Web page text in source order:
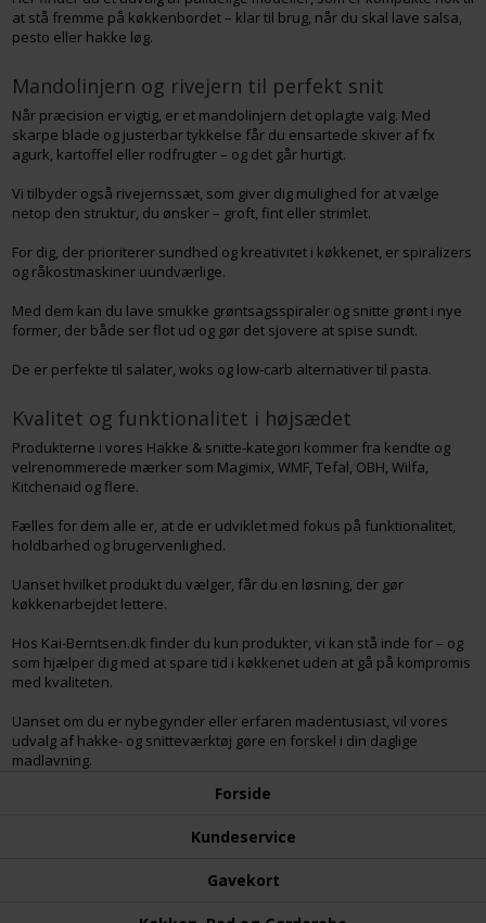
at stå fremme på køkkenbordet – klar til brug, når du skal lave salsa,
pesto eller hakke løg.
Mandolinjern og rivejern til perfekt snit
Når præcision er vigtig, er et mandolinjern det oplagte valg. Med
skarpe blade og justerbar tykkelse får du ensartede skiver af fx
agurk, kartoffel eller rodfrugter – og det går hurtigt.
Vi tilbyder også rivejernssæt, som giver dig mulighed for at vælge
netop den struktur, du ønsker – groft, fint eller strimlet.
For dig, der prioriterer sundhed og kreativitet i køkkenet, er spiralizers
og råkostmaskiner uundværlige.
Med dem kan du lave smukke grøntsagsspiraler og snitte grønt i nye
former, der både ser flot ud og gør det sjovere at spise sundt.
De er perfekte til salater, woks og low-carb alternativer til pasta.
Kvalitet og funktionalitet i højsædet
Produkterne i vores Hakke & snitte-kategori kommer fra kendte og
velrenommerede mærker som Magimix, WMF, Tefal, OBH, Wilfa,
Kitchenaid og flere.
Fælles for dem alle er, at de er udviklet med fokus på funktionalitet,
holdbarhed og brugervenlighed.
Uanset hvilket produkt du vælger, får du en løsning, der gør
køkkenarbejdet lettere.
Hos Kai-Berntsen.dk finder du kun produkter, vi kan stå inde for – og
som hjælper dig med at spare tid i køkkenet uden at gå på kompromis
med kvaliteten.
Uanset om du er nybegynder eller erfaren madentusiast, vil vores
udvalg af hakke- og snitteværktøj gøre en forskel i din daglige
madlavning.
Forside
Kundeservice
Gavekort